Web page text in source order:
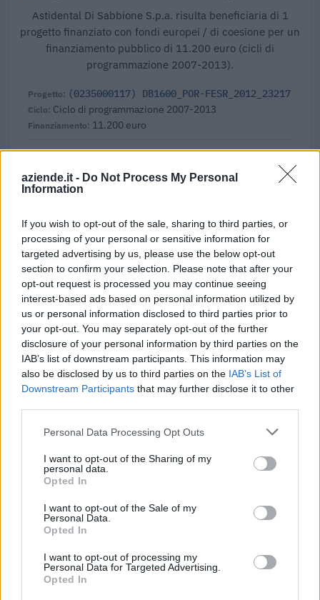
aziende.it - Do Not Process My Personal
Information
If you wish to opt-out of the sale, sharing to third parties, or
processing of your personal or sensitive information for
targeted advertising by us, please use the below opt-out
section to confirm your selection. Please note that after your
opt-out request is processed you may continue seeing
interest-based ads based on personal information utilized by
us or personal information disclosed to third parties prior to
your opt-out. You may separately opt-out of the further
disclosure of your personal information by third parties on the
IAB’s list of downstream participants. This information may
also be disclosed by us to third parties on the IAB’s List of
Downstream Participants that may further disclose it to other
Personal Data Processing Opt Outs
I want to opt-out of the Sharing of my
personal data.
Opted In
I want to opt-out of the Sale of my
Personal Data.
Opted In
I want to opt-out of processing my
Personal Data for Targeted Advertising.
Opted In
Astidental Di Sabbione S.p.a. risulta beneficiaria di 1
progetto finanziato con fondi europei / di coesione per un
finanziamento pubblico di 11.200 euro (cicli di
programmazione 2007-2013).
(0235000117) DB1600_POR-FESR_2012_23217
Ciclo di programmazione 2007-2013
11.200 euro
Fonte:OpenCoesione(Open Data, licenza CC BY 4.0). Ogni progetto e'
verificabile sul portale OpenCoesione. Dati aggiornati al 2026-08-02.
Aiuti di Stato e contributi pubblici
Astidental Di Sabbione S.p.a. risulta beneficiaria di 34 aiuti o
contributi pubblici per un totale di almeno 17.463.223 euro
(2020–2026).
2026-01-29
Esonero dal versamento dei contributi previdenziali
per l'assunzione di giovani lavoratori ( art. 1 comma 10-15
L. 178/
inps
2025-12-05
svantaggiate - Decontribuzione Sud (1° luglio - 31
dicembre 2022)
inps
20.347 euro
2025-07-04
Bando per l’erogazione di contributi rivolti ai datori
di lavoro
Agenzia Piemonte Lavoro